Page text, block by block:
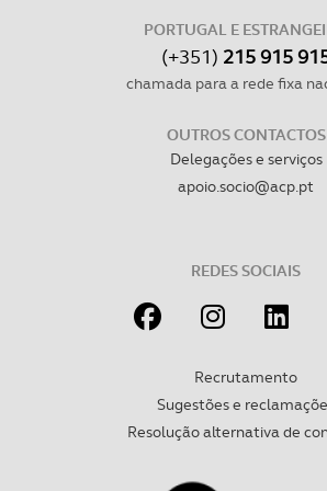
consentimento e quando tal se afigure
necessário no contexto dos serviços a
tecnologias similares pode ter impacto
experiência de navegação no Website
PORTUGAL E
(+351) 215 915
chamada para a rede fixa
OUTROS CONTACTOS
Delegações e serviços
apoio.socio@acp.pt
REDES SOCIAIS
Recrutamento
Sugestões e
Resolução alternativa de